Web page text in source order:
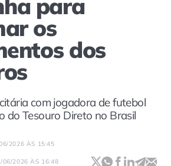
para
os
dos
com jogadora de futebol
do Tesouro Direto no Brasil
2026 ÀS 15:45
06/2026 ÀS 16:48